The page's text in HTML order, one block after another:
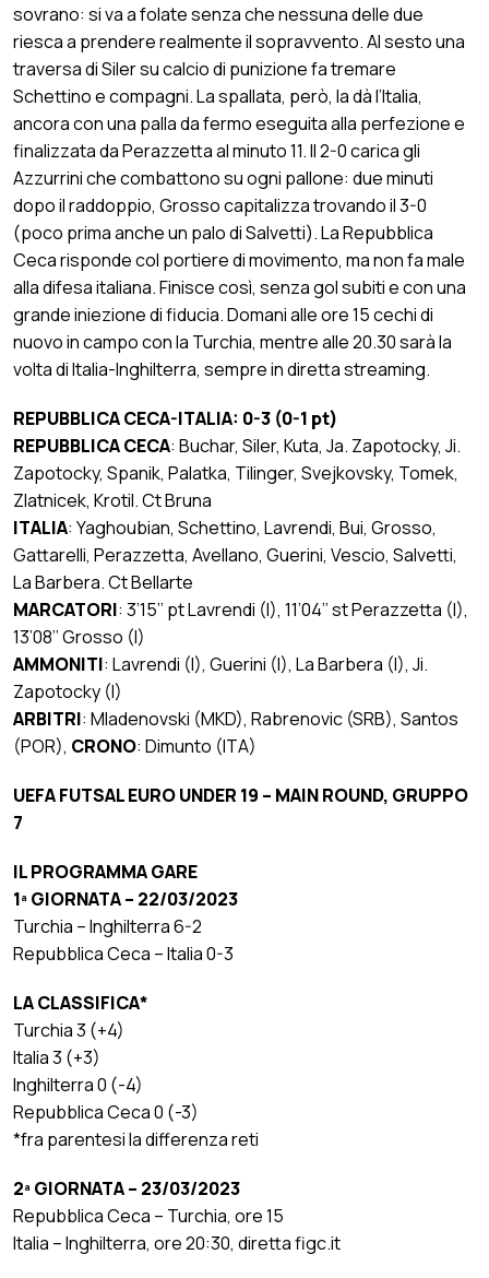
sovrano: si va a folate senza che nessuna delle due
riesca a prendere realmente il sopravvento. Al sesto una
traversa di Siler su calcio di punizione fa tremare
Schettino e compagni. La spallata, però, la dà l’Italia,
ancora con una palla da fermo eseguita alla perfezione e
finalizzata da Perazzetta al minuto 11. Il 2-0 carica gli
Azzurrini che combattono su ogni pallone: due minuti
dopo il raddoppio, Grosso capitalizza trovando il 3-0
(poco prima anche un palo di Salvetti). La Repubblica
Ceca risponde col portiere di movimento, ma non fa male
alla difesa italiana. Finisce così, senza gol subiti e con una
grande iniezione di fiducia. Domani alle ore 15 cechi di
nuovo in campo con la Turchia, mentre alle 20.30 sarà la
volta di Italia-Inghilterra, sempre in diretta streaming.
REPUBBLICA CECA-ITALIA: 0-3 (0-1 pt)
REPUBBLICA CECA: Buchar, Siler, Kuta, Ja. Zapotocky, Ji.
Zapotocky, Spanik, Palatka, Tilinger, Svejkovsky, Tomek,
Zlatnicek, Krotil. Ct Bruna
ITALIA: Yaghoubian, Schettino, Lavrendi, Bui, Grosso,
Gattarelli, Perazzetta, Avellano, Guerini, Vescio, Salvetti,
La Barbera. Ct Bellarte
MARCATORI: 3’15’’ pt Lavrendi (I), 11’04’’ st Perazzetta (I),
13’08’’ Grosso (I)
AMMONITI: Lavrendi (I), Guerini (I), La Barbera (I), Ji.
Zapotocky (I)
ARBITRI: Mladenovski (MKD), Rabrenovic (SRB), Santos
(POR), CRONO: Dimunto (ITA)
UEFA FUTSAL EURO UNDER 19 – MAIN ROUND, GRUPPO
7
IL PROGRAMMA GARE
1ª GIORNATA – 22/03/2023
Turchia – Inghilterra 6-2
Repubblica Ceca – Italia 0-3
LA CLASSIFICA*
Turchia 3 (+4)
Italia 3 (+3)
Inghilterra 0 (-4)
Repubblica Ceca 0 (-3)
*fra parentesi la differenza reti
2ª GIORNATA – 23/03/2023
Repubblica Ceca – Turchia, ore 15
Italia – Inghilterra, ore 20:30, diretta figc.it